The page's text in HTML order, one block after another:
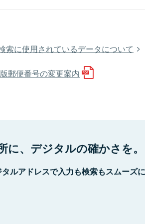
索に使用されているデータについて
郵便番号の変更案内
に、デジタルの確かさを。
タルアドレスで入力も検索もスムーズ